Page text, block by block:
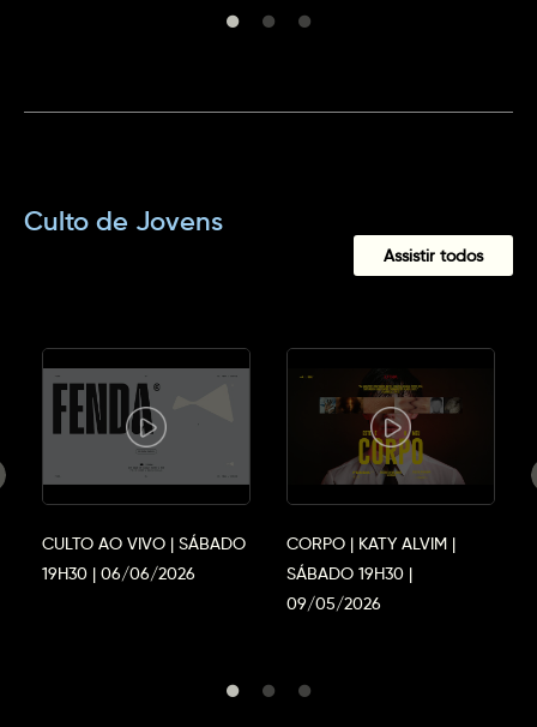
Culto de Jovens
Assistir todos
CULTO AO VIVO | SÁBADO
19H30 | 06/06/2026
CORPO | KATY ALVIM |
SÁBADO 19H30 |
09/05/2026